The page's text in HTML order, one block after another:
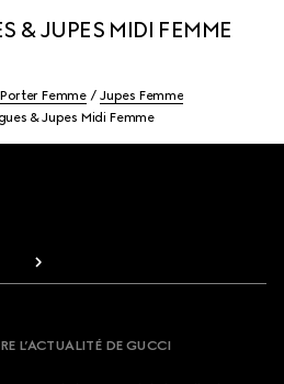
& JUPES MIDI FEMME
Femme
Jupes Femme
& Jupes Midi Femme
L’ACTUALITÉ DE GUCCI